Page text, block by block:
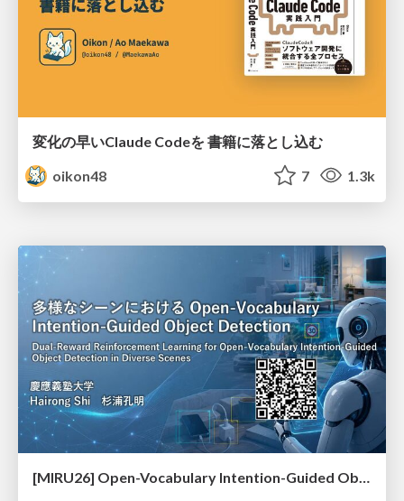
変化の早いClaude Codeを 書籍に落とし込む
oikon48
7 1.3k
[MIRU26] Open-Vocabulary Intention-Guided Object Detection in Diverse Scenes